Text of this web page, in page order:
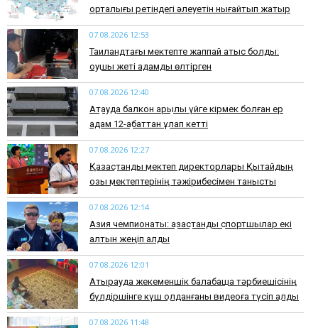
орталығы ретіндегі әлеуетін нығайтып жатыр
07.08.2026 12:53
Таиландтағы мектепте жаппай атыс болды:
оқушы жеті адамды өлтірген
07.08.2026 12:40
Ақтауда балкон арқылы үйге кірмек болған ер
адам 12-қабаттан құлап кетті
07.08.2026 12:27
Қазақстандық мектеп директорлары Қытайдың
озық мектептерінің тәжірибесімен танысты
07.08.2026 12:14
Азия чемпионаты: қазақстандық спортшылар екі
алтын жеңіп алды
07.08.2026 12:01
Атырауда жекеменшік балабақша тәрбиешісінің
бүлдіршінге күш қолданғаны видеоға түсіп қалды
07.08.2026 11:48